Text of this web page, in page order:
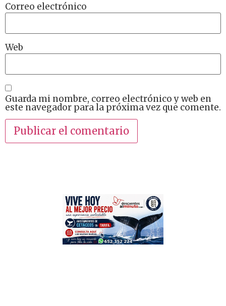
Correo electrónico
Web
Guarda mi nombre, correo electrónico y web en
este navegador para la próxima vez que comente.